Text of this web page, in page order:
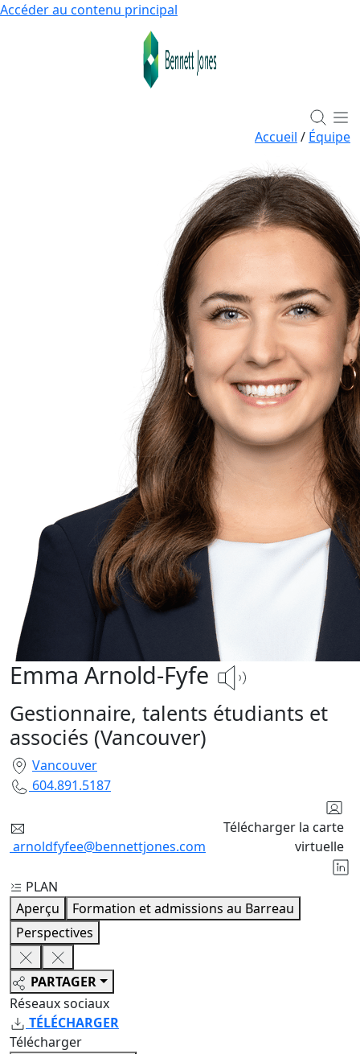
Accéder au contenu principal
Emma Arnold-Fyfe
Gestionnaire, talents étudiants et
associés (Vancouver)
Vancouver
604.891.5187
arnoldfyfee@bennettjones.com
Télécharger la carte
virtuelle
Accueil / Équipe
PLAN
Aperçu
Formation et admissions au Barreau
Perspectives
PARTAGER
Réseaux sociaux
TÉLÉCHARGER
Télécharger